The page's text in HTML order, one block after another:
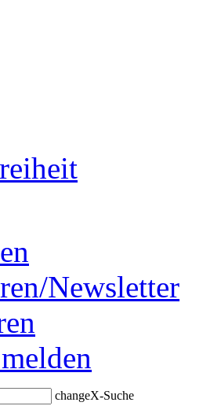
Newsletter
changeX-Suche